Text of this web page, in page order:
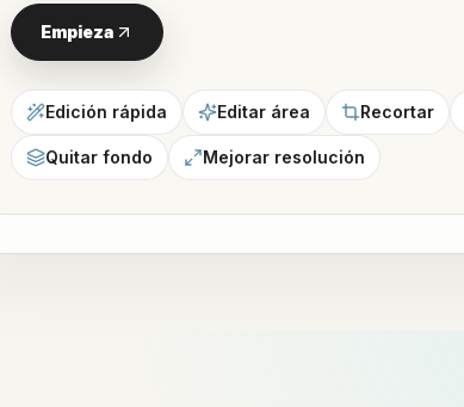
Empieza
Edición rápida Editar área Recortar
Quitar fondo Mejorar resolución